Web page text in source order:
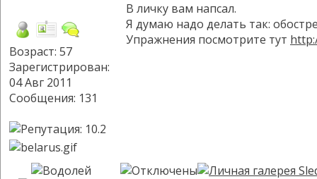
Возраст: 57
Зарегистрирован:
04 Авг 2011
Сообщения: 131
В личку вам напсал.
Я думаю надо делать так:
Упражнения посмотрите тут